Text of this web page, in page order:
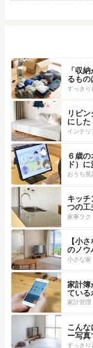
「収
るもの
すっきり
リビ
にした
インテリ
６歳
ド）に
おうち英
キッチ
つの工
家事ラク
【小
のノウ
小さな家
家計簿
ている
家計管理
こんな
ー写真
すっきり